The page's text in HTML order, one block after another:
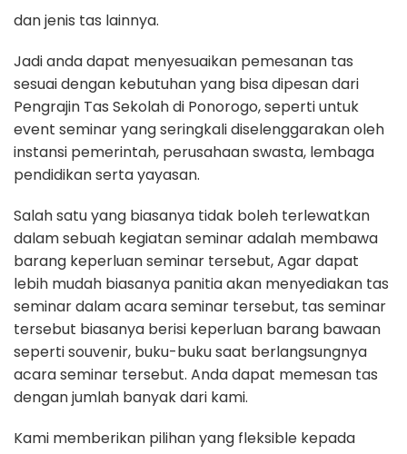
dan jenis tas lainnya.
Jadi anda dapat menyesuaikan pemesanan tas
sesuai dengan kebutuhan yang bisa dipesan dari
Pengrajin Tas Sekolah di Ponorogo, seperti untuk
event seminar yang seringkali diselenggarakan oleh
instansi pemerintah, perusahaan swasta, lembaga
pendidikan serta yayasan.
Salah satu yang biasanya tidak boleh terlewatkan
dalam sebuah kegiatan seminar adalah membawa
barang keperluan seminar tersebut, Agar dapat
lebih mudah biasanya panitia akan menyediakan tas
seminar dalam acara seminar tersebut, tas seminar
tersebut biasanya berisi keperluan barang bawaan
seperti souvenir, buku-buku saat berlangsungnya
acara seminar tersebut. Anda dapat memesan tas
dengan jumlah banyak dari kami.
Kami memberikan pilihan yang fleksible kepada